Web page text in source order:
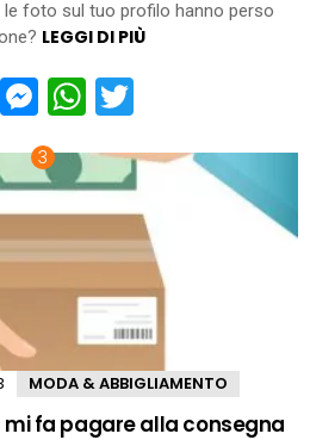
foto sul tuo profilo hanno perso
LEGGI DI PIÙ
Facebook
Messenger
WhatsApp
Comments
MODA & ABBIGLIAMENTO
mi fa pagare alla consegna